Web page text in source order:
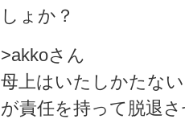
しょか？
>akkoさん
母上はいたしかたな
が責任を持って脱退